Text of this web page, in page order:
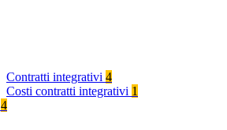
Contratti integrativi 4
Costi contratti integrativi 1
4